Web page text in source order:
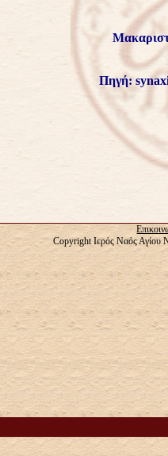
Πηγή: s
Copyright Ιερός Ναός Αγίου